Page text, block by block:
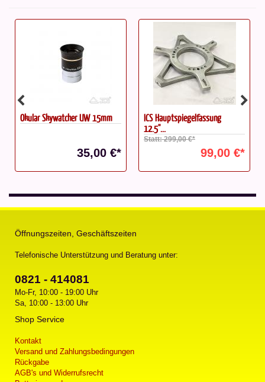
Okular Skywatcher UW 15mm
35,00 €*
ICS Hauptspiegelfassung
12.5''...
Statt: 299,00 €*
99,00 €*
Öffnungszeiten, Geschäftszeiten
Telefonische Unterstützung und Beratung unter:
0821 - 414081
Mo-Fr, 10:00 - 19:00 Uhr
Sa, 10:00 - 13:00 Uhr
Shop Service
Kontakt
Versand und Zahlungsbedingungen
Rückgabe
AGB's und Widerrufsrecht